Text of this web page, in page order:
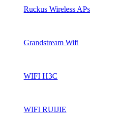
Ruckus Wireless APs
Grandstream Wifi
WIFI H3C
WIFI RUIJIE